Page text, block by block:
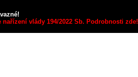
vlády 194/2022 Sb. Podrobnosti zde!